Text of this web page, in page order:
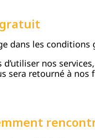
gratuit
dans les conditions
nos
sera retourné à nos